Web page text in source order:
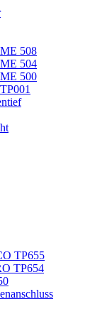
508
504
500
TP655
TP654